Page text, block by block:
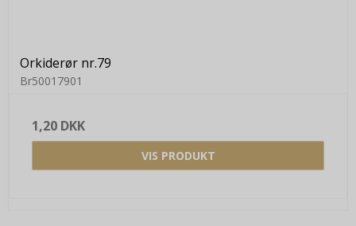
Orkiderør nr.79
Br50017901
1,20 DKK
VIS PRODUKT